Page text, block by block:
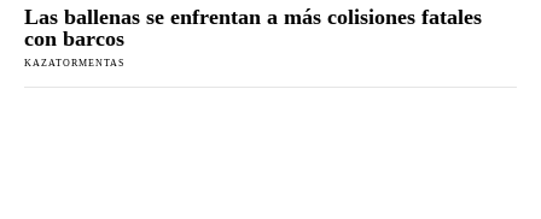
Las ballenas se enfrentan a más colisiones fatales
con barcos
KAZATORMENTAS